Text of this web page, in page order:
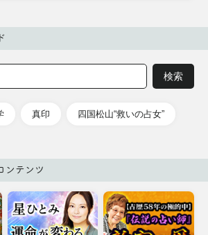
真印 四国松山“救いの占女”
ンテンツ